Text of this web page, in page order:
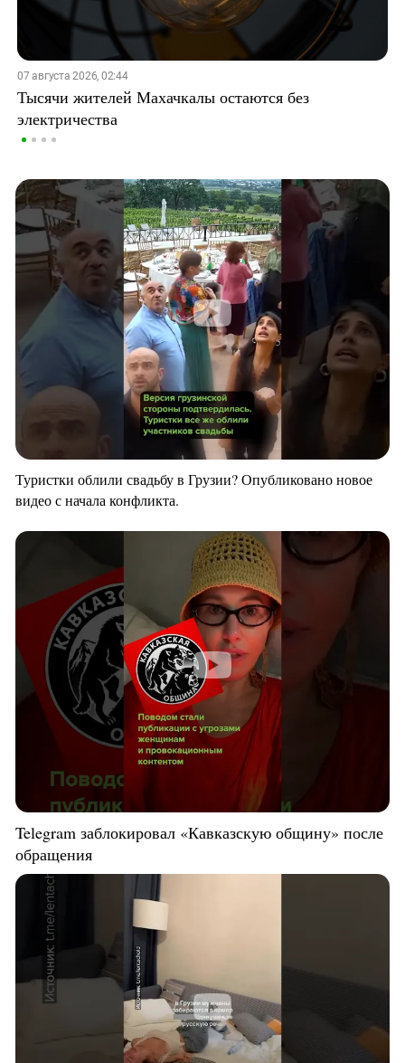
07 августа 2026, 02:44
Тысячи жителей Махачкалы остаются без
электричества
Туристки облили свадьбу в Грузии? Опубликовано новое
видео с начала конфликта.
Telegram заблокировал «Кавказскую общину» после
обращения